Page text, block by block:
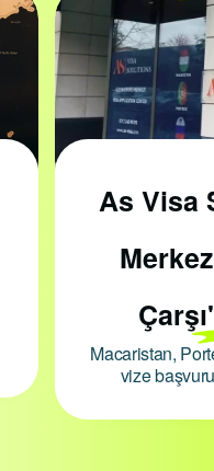
As Visa
Macaristan,
vize